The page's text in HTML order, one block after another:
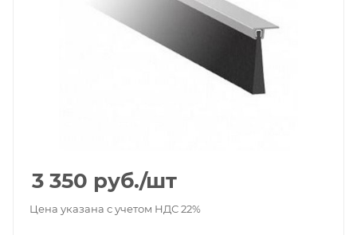
3 350 руб./шт
Цена указана с учетом НДС 22%